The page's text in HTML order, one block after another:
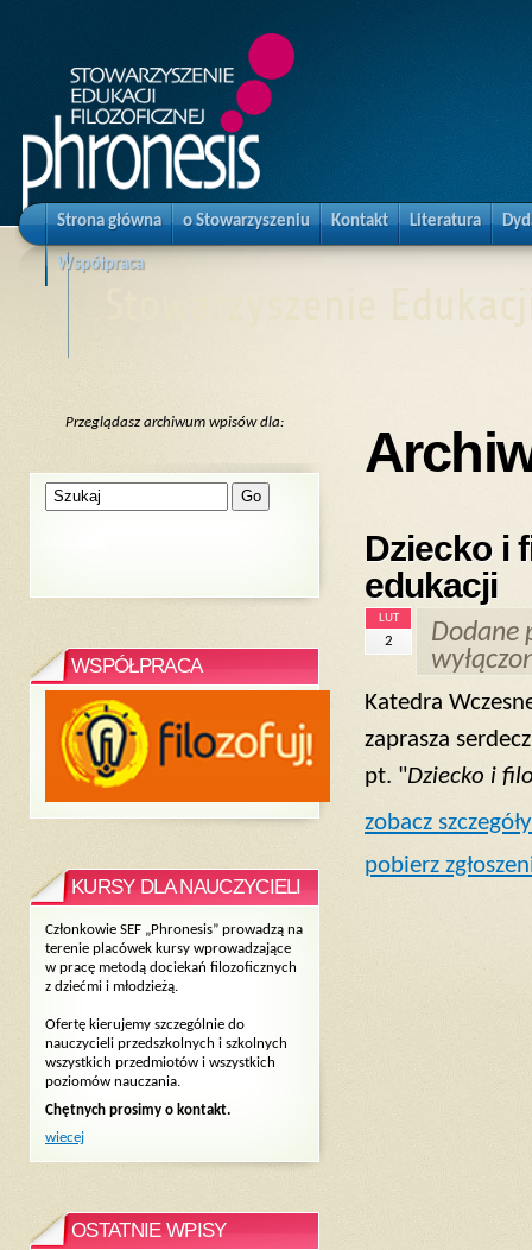
Strona główna o Stowarzyszeniu Kontakt Literatura
Współpraca
Dziecko i
edukacji
LUT
2
Dodane
Katedra
zaprasza
pt. "Dziecko i
zobacz
pobierz
Przeglądasz archiwum wpisów dla:
WSPÓŁPRACA
KURSY DLA NAUCZYCIELI
Członkowie SEF „Phronesis” prowadzą na
terenie placówek kursy wprowadzające
w pracę metodą dociekań filozoficznych
z dziećmi i młodzieżą.
Ofertę kierujemy szczególnie do
nauczycieli przedszkolnych i szkolnych
wszystkich przedmiotów i wszystkich
poziomów nauczania.
Chętnych prosimy o kontakt.
wiecej
OSTATNIE WPISY